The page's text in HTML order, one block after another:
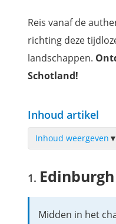
Reis vanaf de
richting deze
landschappen.
Schotland!
Inhoud artikel
Inhoud weergeven ▼
Glamis Castle
Braemar Castle
Eilean Donan
Midden in het